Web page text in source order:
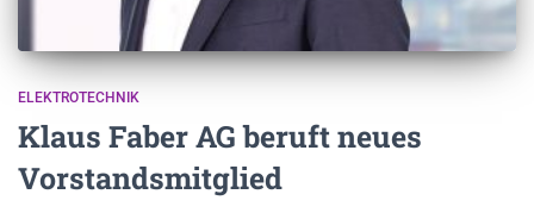
ELEKTROTECHNIK
Klaus Faber AG beruft neues
Vorstandsmitglied